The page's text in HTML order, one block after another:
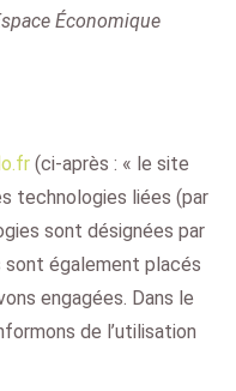
Économique
(ci-après : « le site
technologies liées (par
sont désignées par
sont également placés
engagées. Dans le
de l’utilisation